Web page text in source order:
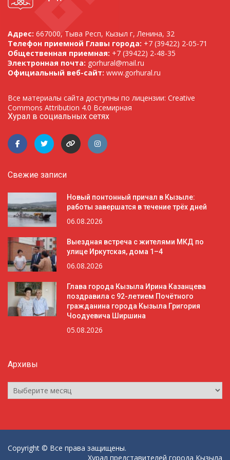
Адрес: 667000, Тыва Респ, Кызыл г, Ленина, 32
Телефон приемной Главы города: +7 (39422) 2-05-71
Общественная приемная: +7 (39422) 2-48-35
Электронная почта: gorhural@mail.ru
Официальный веб-сайт: www.gorhural.ru
Все материалы сайта доступны по лицензии: Creative
Commons Attribution 4.0 Всемирная
Хурал в социальных сетях
Свежие записи
Новый понтонный причал в Кызыле:
работы завершатся в течение трёх дней
06.08.2026
Выездная встреча с жителями МКД по
улице Иркутская, дома 1–4
06.08.2026
Глава города Кызыла Ирина Казанцева
поздравила с 92-летием Почётного
гражданина города Кызыла Григория
Чоодуевича Ширшина
05.08.2026
Архивы
Архивы
Copyright © Все права защищены.
Хурал представителей города Кызыла